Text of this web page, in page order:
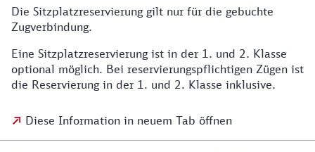
Die Sitzplatzreservierung gilt nur für die gebuchte
Zugverbindung.
Eine Sitzplatzreservierung ist in der 1. und 2. Klasse
optional möglich. Bei reservierungspflichtigen Zügen ist
die Reservierung in der 1. und 2. Klasse inklusive.
Diese Information in neuem Tab öffnen